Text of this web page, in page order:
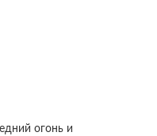
огонь и